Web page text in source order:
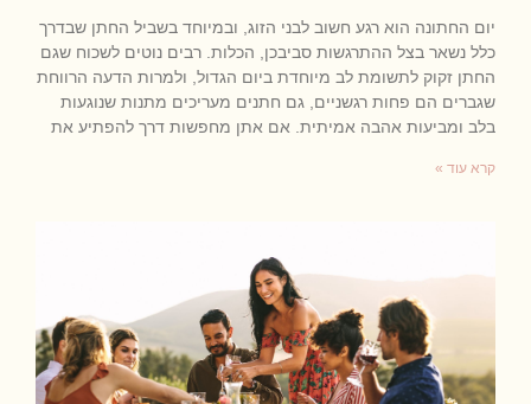
יום החתונה הוא רגע חשוב לבני הזוג, ובמיוחד בשביל החתן שבדרך
כלל נשאר בצל ההתרגשות סביבכן, הכלות. רבים נוטים לשכוח שגם
החתן זקוק לתשומת לב מיוחדת ביום הגדול, ולמרות הדעה הרווחת
שגברים הם פחות רגשניים, גם חתנים מעריכים מתנות שנוגעות
בלב ומביעות אהבה אמיתית. אם אתן מחפשות דרך להפתיע את
קרא עוד »